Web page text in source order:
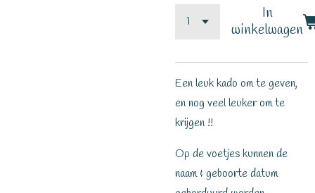
In
winkelwagen
Een leuk kado om te geven,
en nog veel leuker om te
krijgen !!
Op de voetjes kunnen de
naam & geboorte datum